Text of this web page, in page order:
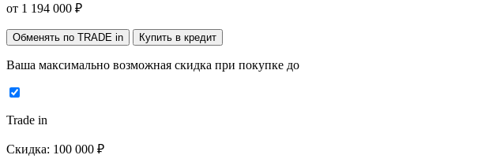
от 1 194 000 ₽
Обменять по TRADE in Купить в кредит
Ваша максимально возможная скидка при покупке до
Trade in
Скидка: 100 000 ₽